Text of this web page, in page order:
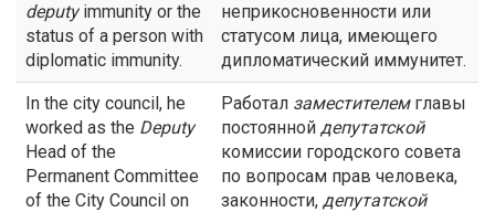
deputyimmunity or the
status of a person with
diplomatic immunity.
неприкосновенности или
статусом лица, имеющего
дипломатический иммунитет.
In the city council, he
worked as the Deputy
Head of the
Permanent Committee
of the City Council on
Работал заместителемглавы
постоянной депутатской
комиссии городского совета
по вопросам прав человека,
законности, депутатской